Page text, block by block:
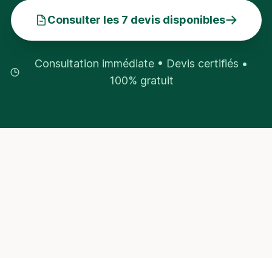
Consulter les 7 devis disponibles
Consultation immédiate • Devis certifiés •
100% gratuit